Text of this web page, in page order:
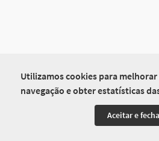
Utilizamos cookies para
navegação e obter estatísticas
Aceitar e